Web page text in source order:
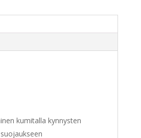
kumitalla kynnysten